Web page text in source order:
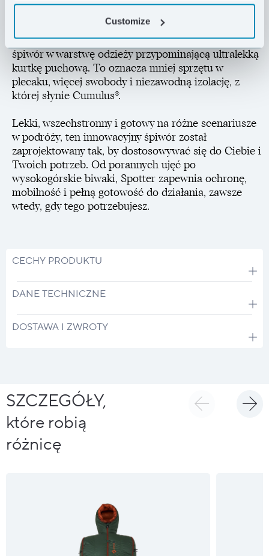
Customize
obozowisku, dolna część śpiwora może zostać
podwinięta i zabezpieczona klamrą, zmieniając
śpiwór w warstwę odzieży przypominającą ultralekką
kurtkę puchową. To oznacza mniej sprzętu w
plecaku, więcej swobody i niezawodną izolację, z
której słynie Cumulus®.
Lekki, wszechstronny i gotowy na różne scenariusze
w podróży, ten innowacyjny śpiwór został
zaprojektowany tak, by dostosowywać się do Ciebie i
Twoich potrzeb. Od porannych ujęć po
wysokogórskie biwaki, Spotter zapewnia ochronę,
mobilność i pełną gotowość do działania, zawsze
wtedy, gdy tego potrzebujesz.
CECHY PRODUKTU
DANE TECHNICZNE
DOSTAWA I ZWROTY
SZCZEGÓŁY,
które robią
różnicę